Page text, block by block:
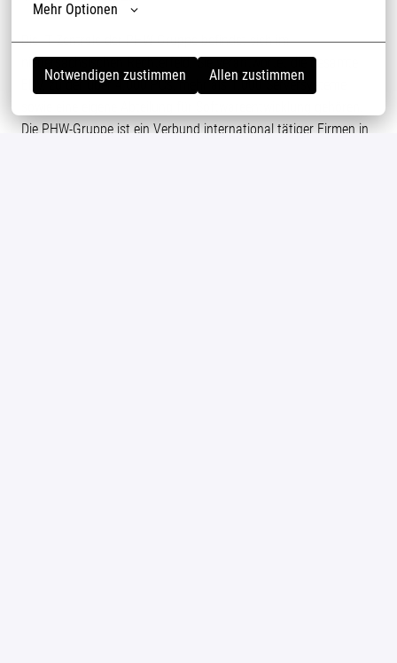
Mehr Optionen
Notwendigen zustimmen Allen zustimmen
Die IT Zentrale der PHW-Gruppe befindet sich im
niedersächsischen Rechterfeld. Sie verantwortet die gesamte
EDV, zu der über 4.000 PCs, mehr als 1.000 Serversysteme
Die PHW-Gruppe ist ein Verbund international tätiger Firmen in